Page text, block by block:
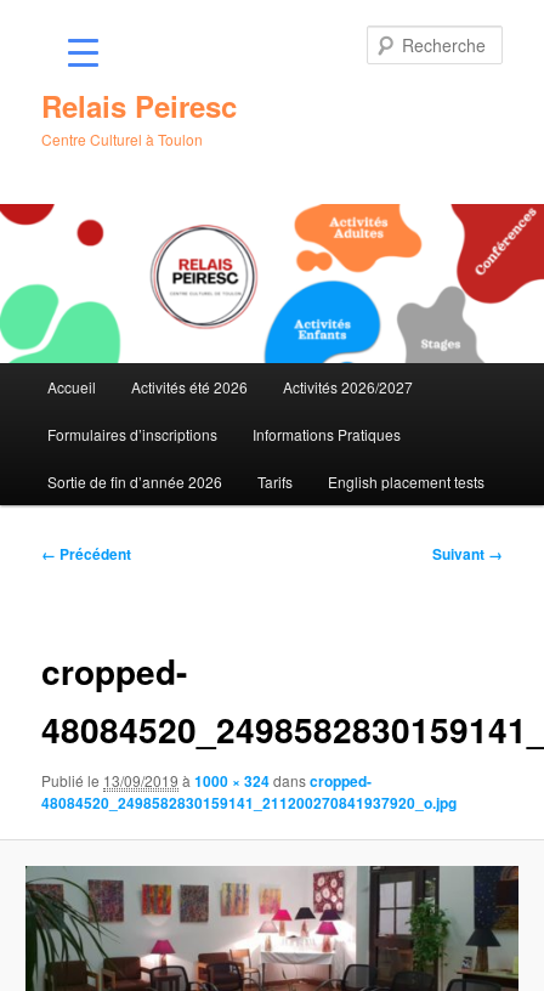
Relais Peiresc
Centre Culturel à Toulon
principal
Accueil Activités été 2026 Activités 2026/2027
Formulaires d’inscriptions Informations Pratiques
Sortie de fin d’année 2026 Tarifs English placement tests
Navigation
← Précédent Suivant →
cropped-
Publié le 13/09/2019 à1000 × 324danscropped-
48084520_2498582830159141_211200270841937920_o.jpg